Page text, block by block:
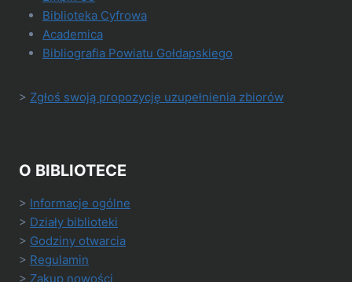
Biblioteka Cyfrowa
Academica
Bibliografia Powiatu Gołdapskiego
> Zgłoś swoją propozycję uzupełnienia zbiorów
O BIBLIOTECE
> Informacje ogólne
> Działy biblioteki
> Godziny otwarcia
> Regulamin
> Zakup nowości